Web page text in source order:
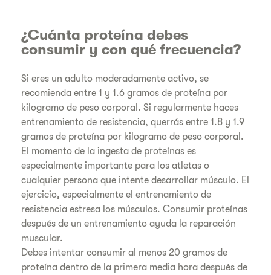
¿Cuánta proteína debes
consumir y con qué frecuencia?
Si eres un adulto moderadamente activo, se
recomienda entre 1 y 1.6 gramos de proteína por
kilogramo de peso corporal. Si regularmente haces
entrenamiento de resistencia, querrás entre 1.8 y 1.9
gramos de proteína por kilogramo de peso corporal.
El momento de la ingesta de proteínas es
especialmente importante para los atletas o
cualquier persona que intente desarrollar músculo. El
ejercicio, especialmente el entrenamiento de
resistencia estresa los músculos. Consumir proteínas
después de un entrenamiento ayuda la reparación
muscular.
Debes intentar consumir al menos 20 gramos de
proteína dentro de la primera media hora después de